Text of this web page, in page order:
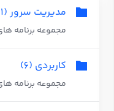
مدیریت سرور (1)
مجموعه برنامه
کاربردی (6)
مجموعه برنامه